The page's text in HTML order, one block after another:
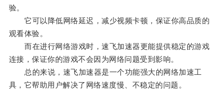
验。
它可以降低网络延迟，减少视频卡顿，保证你高品质的
观看体验。
而在进行网络游戏时，速飞加速器更能提供稳定的游戏
连接，保证你的游戏不会因为网络问题受到影响。
总的来说，速飞加速器是一个功能强大的网络加速工
具，它帮助用户解决了网络速度慢、不稳定的问题。